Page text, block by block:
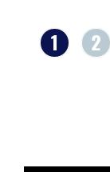
1 2